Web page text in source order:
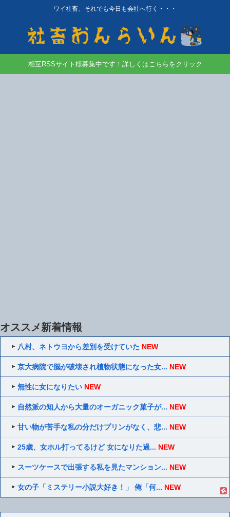
ワイ社畜、それでも今日も会社へ行く・・・
相互RSSサイト様募集中です！詳しくはこちらをクリック
オススメ新着情報
八村、ネトウヨから差別を受けていた NEW
京大病院で脳が破壊され植物状態になった女... NEW
無性に女になりたい NEW
自然派の知人から大量のオーガニック菓子が... NEW
甘い物が苦手な私の分だけプリンがなく、悲... NEW
25歳、女ホル打ってるけど 女になりた過... NEW
スーツケースで出張する私を見たマンション... NEW
女の子「ミステリー小説大好き！」 俺「何... NEW